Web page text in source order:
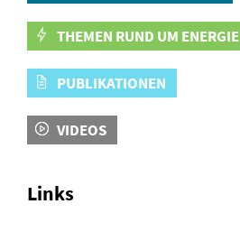
THEMEN RUND UM ENERGIE
PUBLIKATIONEN
VIDEOS
Links